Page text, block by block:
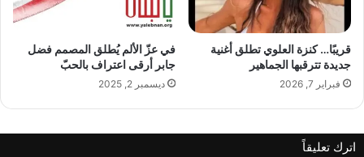
اقرأ أيضًا: Valora Jewelry and Watches
عنوان الفخامة العصرية في قلب طرابلس و
قريبًا… كنزة العلوي تطلق أغنية
جديدة تترقبها الجماهير
فبراير 7, 2026
في عزّ الألم يُطلق المصمم فضل
جابر أرقى اعتراف بالحبّ
ديسمبر 2, 2025
اترك تعليقاً